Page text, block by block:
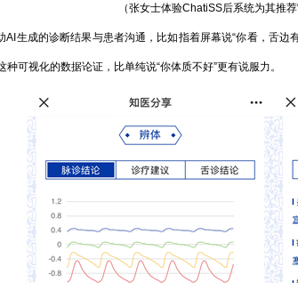
（张女士体验ChatiSS后系统为其推荐
生成的诊断结果与患者沟通，比如指着屏幕说“你看，舌边
种可视化的数据论证，比单纯说“你体质不好”更有说服力。